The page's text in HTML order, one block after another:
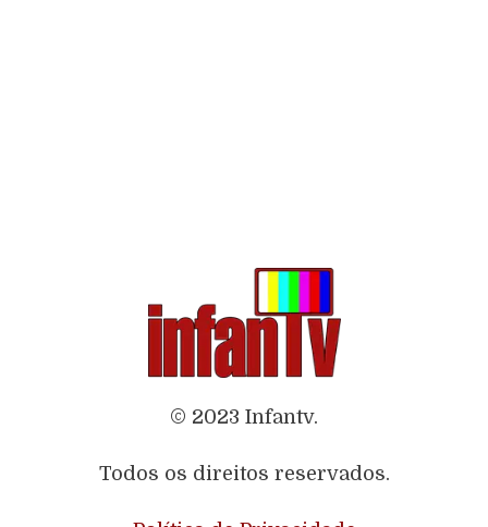
© 2023 Infantv.
Todos os direitos reservados.